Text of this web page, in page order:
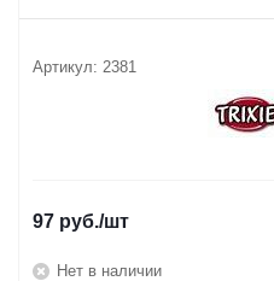
Артикул: 2381
97 руб./шт
Нет в наличии